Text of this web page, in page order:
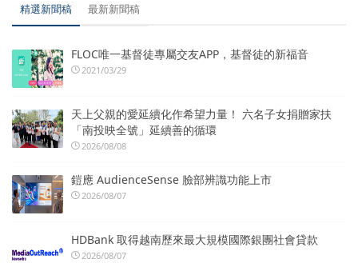
精選新聞稿 最新新聞稿
FLOC唯一基督徒專屬交友APP，基督徒的新福音
2021/03/29
天上父親的愛延續化作希望力量！ 六名子女捐贈家扶
「南投映全號」延續善的循環
2026/08/08
鎧應 AudienceSense 臉部辨識功能上市
2026/08/07
HDBank 取得越南歷來最大規模國際銀團社會貸款
2026/08/07